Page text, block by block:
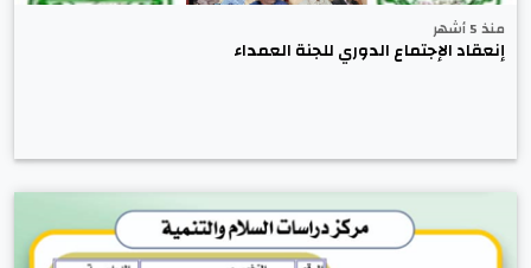
منذ 5 أشهر
إنعقاد الإجتماع الدوري للجنة العمداء